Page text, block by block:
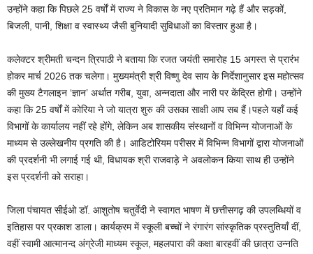
उन्होंने कहा कि पिछले 25 वर्षों में राज्य ने विकास के नए प्रतिमान गढ़े हैं और सड़कों,
बिजली, पानी, शिक्षा व स्वास्थ्य जैसी बुनियादी सुविधाओं का विस्तार हुआ है।
कलेक्टर श्रीमती चन्दन त्रिपाठी ने बताया कि रजत जयंती समारोह 15 अगस्त से प्रारंभ
होकर मार्च 2026 तक चलेगा। मुख्यमंत्री श्री विष्णु देव साय के निर्देशानुसार इस महोत्सव
की मुख्य टैगलाइन ‘ज्ञान’ अर्थात गरीब, युवा, अन्नदाता और नारी पर केंद्रित होगी। उन्होंने
कहा कि 25 वर्षों में कोरिया ने जो यात्रा शुरु की उसका साक्षी आप सब हैं।पहले यहाँ कई
विभागों के कार्यालय नहीं रहे होंगे, लेकिन अब शासकीय संस्थानों व विभिन्न योजनाओं के
माध्यम से उल्लेखनीय प्रगति की है। आडिटोरियम परीसर में विभिन्न विभागों द्वारा योजनाओं
की प्रदर्शनी भी लगाई गई थी, विधायक श्री राजवाड़े ने अवलोकन किया साथ ही उन्होंने
इस प्रदर्शनी को सराहा।
जिला पंचायत सीईओ डॉ. आशुतोष चतुर्वेदी ने स्वागत भाषण में छत्तीसगढ़ की उपलब्धियों व
इतिहास पर प्रकाश डाला। कार्यक्रम में स्कूली बच्चों ने रंगारंग सांस्कृतिक प्रस्तुतियाँ दीं,
वहीं स्वामी आत्मानन्द अंग्रेजी माध्यम स्कूल, महलपारा की कक्षा बारहवीं की छात्रा उन्नति